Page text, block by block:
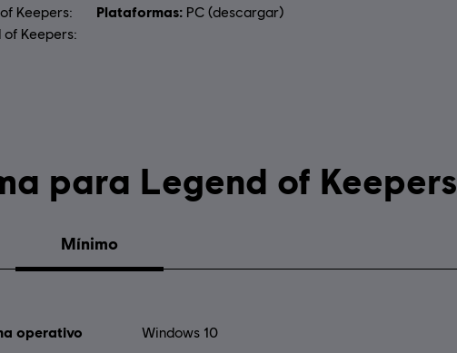
Keepers:
of Keepers:
Plataformas: PC (descargar)
Requisitos de sistema para Legend of Keepers
Mínimo
operativo Windows 10